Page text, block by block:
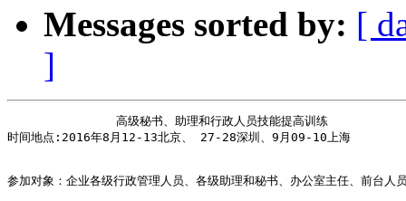
Messages sorted by: [
]
               高级秘书、助理和行政人员技能提高训练
时间地点:2016年8月12-13北京、 27-28深圳、9月09-10上海
参加对象：企业各级行政管理人员、各级助理和秘书、办公室主任、前台人